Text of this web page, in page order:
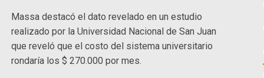
Massa destacó el dato revelado en un estudio
realizado por la Universidad Nacional de San Juan
que reveló que el costo del sistema universitario
rondaría los $ 270.000 por mes.